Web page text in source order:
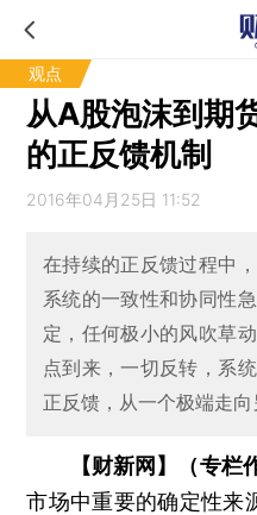
观点
从A股泡沫到期
的正反馈机制
2016年04月25日 11:52
在持续的正反馈过程中
系统的一致性和协同性
定，任何极小的风吹草
点到来，一切反转，系
正反馈，从一个极端走
【财新网】（专栏
市场中重要的确定性来